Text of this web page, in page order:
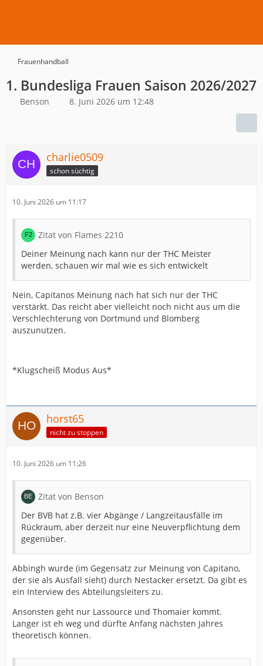
Frauenhandball
1. Bundesliga Frauen Saison 2026/2027
Benson 8. Juni 2026 um 12:48
charlie0509
schon süchtig
10. Juni 2026 um 11:17
Zitat von Flames 2210
Deiner Meinung nach kann nur der THC Meister
werden, schauen wir mal wie es sich entwickelt
Nein, Capitanos Meinung nach hat sich nur der THC
verstärkt. Das reicht aber vielleicht noch nicht aus um die
Verschlechterung von Dortmund und Blomberg
auszunutzen.
*Klugscheiß Modus Aus*
horst65
nicht zu stoppen
10. Juni 2026 um 11:26
Zitat von Benson
Der BVB hat z.B. vier Abgänge / Langzeitausfälle im
Rückraum, aber derzeit nur eine Neuverpflichtung dem
gegenüber.
Abbingh wurde (im Gegensatz zur Meinung von Capitano,
der sie als Ausfall sieht) durch Nestacker ersetzt. Da gibt es
ein Interview des Abteilungsleiters zu.
Ansonsten geht nur Lassource und Thomaier kommt.
Langer ist eh weg und dürfte Anfang nächsten Jahres
theoretisch können.